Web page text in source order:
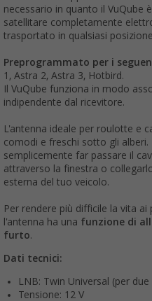
necessario in quanto il VuQube
satellitare completamente
trasportato in qualsiasi
Preprogrammato per i
1, Astra 2, Astra 3, Hotbird.
Il VuQube funziona in modo
indipendente dal ricevitore.
L'antenna ideale per roulotte e
comodi e freschi sotto gli alberi.
semplicemente far passare il
attraverso la finestra o
esterna del tuo veicolo.
Per rendere più difficile la vita ai
l'antenna ha una funzione di
furto.
Dati tecnici:
LNB: Twin Universal (per
Tensione: 12 V